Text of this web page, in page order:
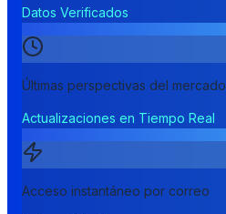
Datos Verificados
Últimas perspectivas del mercado
Actualizaciones en Tiempo Real
Acceso instantáneo por correo